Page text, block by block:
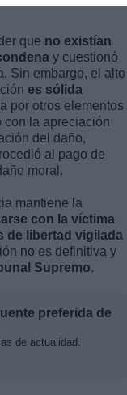
que no existían
y cuestionó
Sin embargo, el alto
es sólida
por otros elementos
con la apreciación
del daño,
al pago de
moral.
mantiene la
con la víctima
de libertad vigilada
no es definitiva y
Supremo.
preferida de
de actualidad.